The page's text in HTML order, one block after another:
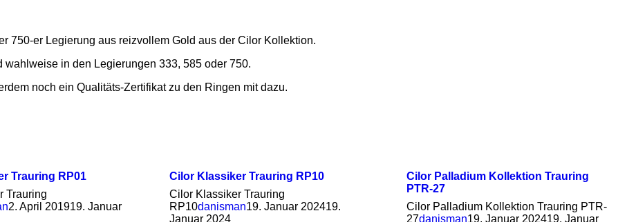
750-er Legierung aus reizvollem Gold aus der Cilor Kollektion.
in den Legierungen 333, 585 oder 750.
noch ein Qualitäts-Zertifikat zu den Ringen mit dazu.
Trauring RP01
Trauring
2. April 201919. Januar
Cilor Klassiker Trauring RP10
Cilor Klassiker Trauring
RP10danisman19. Januar 202419.
Januar 2024
Cilor Palladium Kollektion Trauring
PTR-27
Cilor Palladium Kollektion Trauring PTR-
27danisman19. Januar 202419. Januar